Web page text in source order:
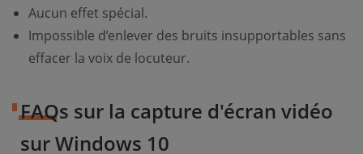
Aucun effet spécial.
Impossible d’enlever des bruits insupportables sans
effacer la voix de locuteur.
FAQs sur la capture d'écran vidéo
sur Windows 10